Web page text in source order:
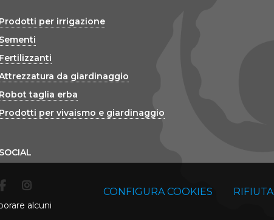
Prodotti per irrigazione
Sementi
Fertilizzanti
da giardinaggio
Robot taglia erba
Prodotti per vivaismo e giardinaggio
SOCIAL
alcuni
CONFIGURA COOKIES RIFIUTA